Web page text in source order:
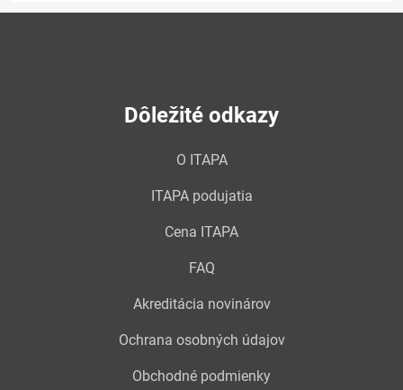
Dôležité odkazy
O ITAPA
ITAPA podujatia
Cena ITAPA
FAQ
Akreditácia novinárov
Ochrana osobných údajov
Obchodné podmienky